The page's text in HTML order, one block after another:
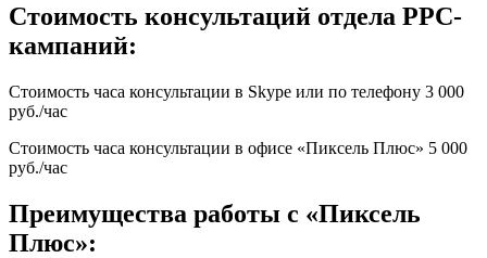
Стоимость консультаций отдела PPC-
кампаний:
Стоимость часа консультации в Skype или по телефону 3 000
руб./час
Стоимость часа консультации в офисе «Пиксель Плюс» 5 000
руб./час
Преимущества работы с «Пиксель
Плюс»: